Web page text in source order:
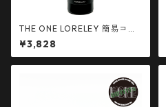
THE ONE LORELEY 簡易コー
ティング剤 500ml
¥3,828